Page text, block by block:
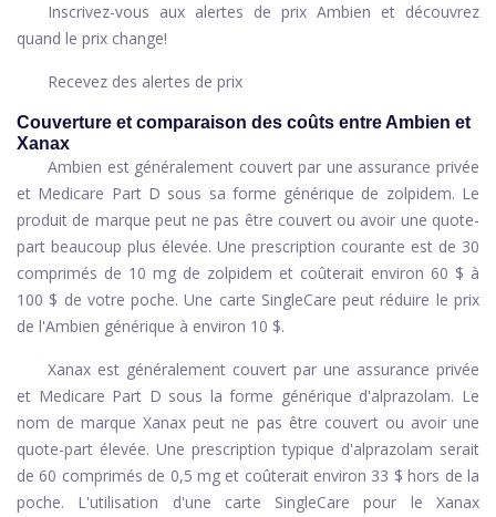
Inscrivez-vous aux alertes de prix Ambien et découvrez
quand le prix change!
Recevez des alertes de prix
Couverture et comparaison des coûts entre Ambien et
Xanax
Ambien est généralement couvert par une assurance privée
et Medicare Part D sous sa forme générique de zolpidem. Le
produit de marque peut ne pas être couvert ou avoir une quote-
part beaucoup plus élevée. Une prescription courante est de 30
comprimés de 10 mg de zolpidem et coûterait environ 60 $ à
100 $ de votre poche. Une carte SingleCare peut réduire le prix
de l'Ambien générique à environ 10 $.
Xanax est généralement couvert par une assurance privée
et Medicare Part D sous la forme générique d'alprazolam. Le
nom de marque Xanax peut ne pas être couvert ou avoir une
quote-part élevée. Une prescription typique d'alprazolam serait
de 60 comprimés de 0,5 mg et coûterait environ 33 $ hors de la
poche. L'utilisation d'une carte SingleCare pour le Xanax